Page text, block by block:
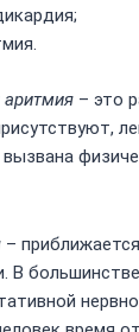
аритмия – это
–
В